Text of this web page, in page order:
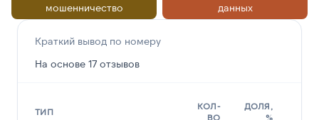
мошенничество
данных
Краткий вывод по номеру
На основе 17 отзывов
ТИП
КОЛ-
ВО
ДОЛЯ,
%